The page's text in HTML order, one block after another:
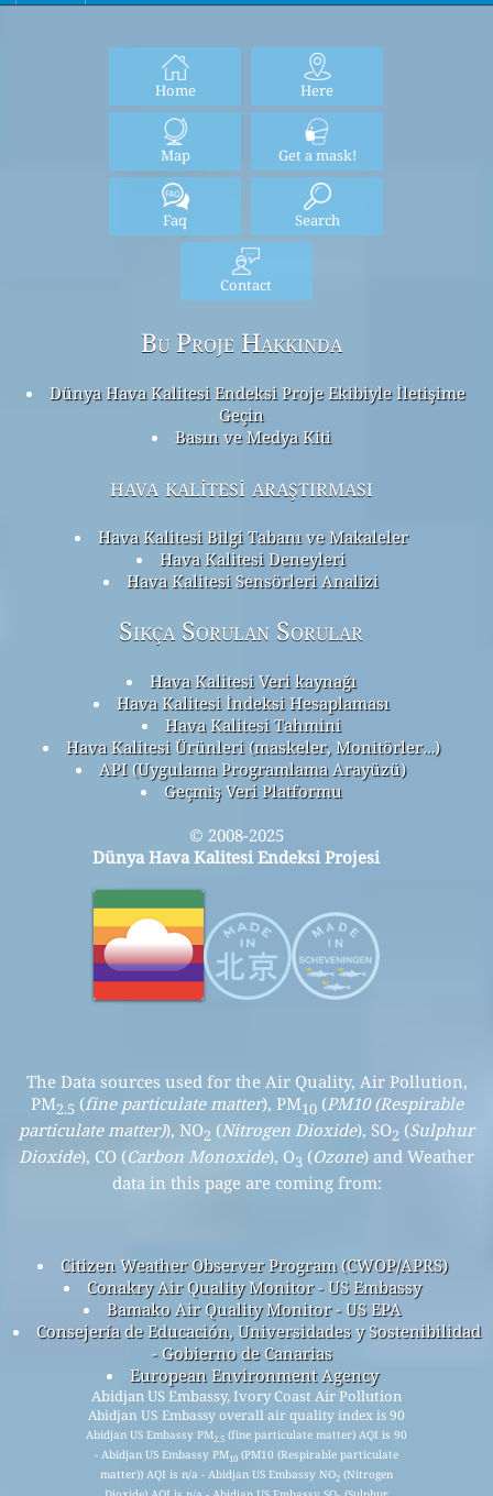
Home Here
Map Get a mask!
Faq Search
Contact
Bu Proje Hakkında
Dünya Hava Kalitesi Endeksi Proje Ekibiyle İletişime
Geçin
Basın ve Medya Kiti
hava kalitesi araştırması
Hava Kalitesi Bilgi Tabanı ve Makaleler
Hava Kalitesi Deneyleri
Hava Kalitesi Sensörleri Analizi
Sıkça Sorulan Sorular
Hava Kalitesi Veri kaynağı
Hava Kalitesi İndeksi Hesaplaması
Hava Kalitesi Tahmini
Hava Kalitesi Ürünleri (maskeler, Monitörler…)
API (Uygulama Programlama Arayüzü)
Geçmiş Veri Platformu
© 2008-2025
Dünya Hava Kalitesi Endeksi Projesi
The Data sources used for the Air Quality, Air Pollution,
PM2.5 (fine particulate matter), PM10(PM10 (Respirable
particulate matter)), NO2 (Nitrogen Dioxide), SO2 (Sulphur
Dioxide), CO (Carbon Monoxide), O3 (Ozone) and Weather
data in this page are coming from:
Citizen Weather Observer Program (CWOP/APRS)
Conakry Air Quality Monitor - US Embassy
Bamako Air Quality Monitor - US EPA
Consejería de Educación, Universidades y Sostenibilidad
- Gobierno de Canarias
European Environment Agency
Abidjan US Embassy, Ivory Coast Air Pollution
Abidjan US Embassy overall air quality index is 90
Abidjan US Embassy PM2.5(fine particulate matter) AQI is 90
- Abidjan US Embassy PM10(PM10 (Respirable particulate
matter)) AQI is n/a - Abidjan US Embassy NO2(Nitrogen